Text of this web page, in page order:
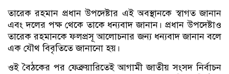
তারেক রহমান প্রধান উপদেষ্টার এই অবস্থানকে স্বাগত জানান
এবং দলের পক্ষ থেকে তাকে ধন্যবাদ জানান। প্রধান উপদেষ্টাও
তারেক রহমানকে ফলপ্রসূ আলোচনার জন্য ধন্যবাদ জানান বলে
এক যৌথ বিবৃতিতে জানানো হয়।
ওই বৈঠকের পর ফেব্রুয়ারিতেই আগামী জাতীয় সংসদ নির্বাচন